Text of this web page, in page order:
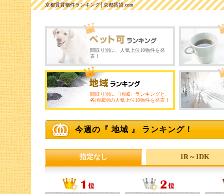
京都賃貸物件ランキング│京都賃貸.com
間取り別に、人気上位10物件を発
表！
間取り別に「地域」ランキングと、
各地域別の人気上位10物件を発表！
今週の『 地域 』 ランキング！
指定なし 1R～1DK